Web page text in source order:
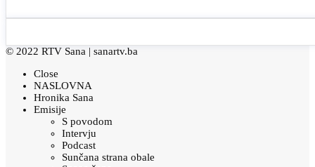
© 2022 RTV Sana | sanartv.ba
Close
NASLOVNA
Hronika Sana
Emisije
S povodom
Intervju
Podcast
Sunčana strana obale